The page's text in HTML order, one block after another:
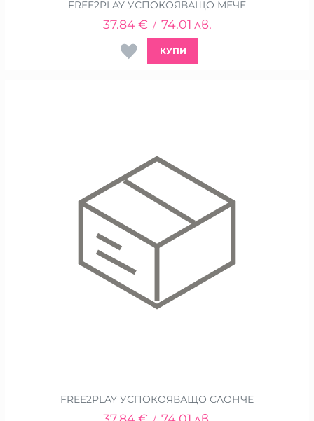
FREE2PLAY УСПОКОЯВАЩО МЕЧЕ
37.84 € / 74.01 лв.
КУПИ
FREE2PLAY УСПОКОЯВАЩО СЛОНЧЕ